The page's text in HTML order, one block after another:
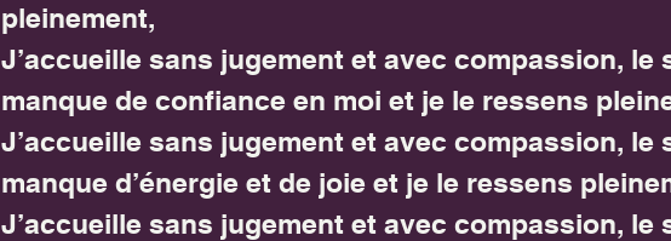
pleinement,
J’accueille sans jugement et avec compassion, le
manque de confiance en moi et je le ressens
J’accueille sans jugement et avec compassion, le
manque d’énergie et de joie et je le ressens
J’accueille sans jugement et avec compassion, le